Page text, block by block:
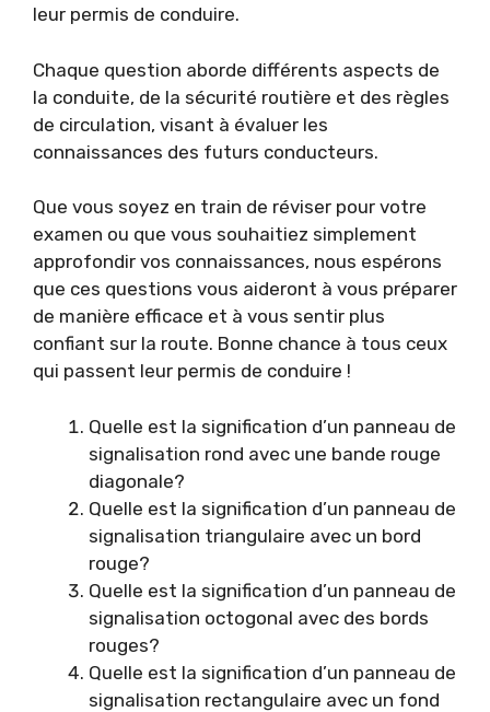
leur permis de conduire.
Chaque question aborde différents aspects de
la conduite, de la sécurité routière et des règles
de circulation, visant à évaluer les
connaissances des futurs conducteurs.
Que vous soyez en train de réviser pour votre
examen ou que vous souhaitiez simplement
approfondir vos connaissances, nous espérons
que ces questions vous aideront à vous préparer
de manière efficace et à vous sentir plus
confiant sur la route. Bonne chance à tous ceux
qui passent leur permis de conduire !
Quelle est la signification d’un panneau de
signalisation rond avec une bande rouge
diagonale?
Quelle est la signification d’un panneau de
signalisation triangulaire avec un bord
rouge?
Quelle est la signification d’un panneau de
signalisation octogonal avec des bords
rouges?
Quelle est la signification d’un panneau de
signalisation rectangulaire avec un fond